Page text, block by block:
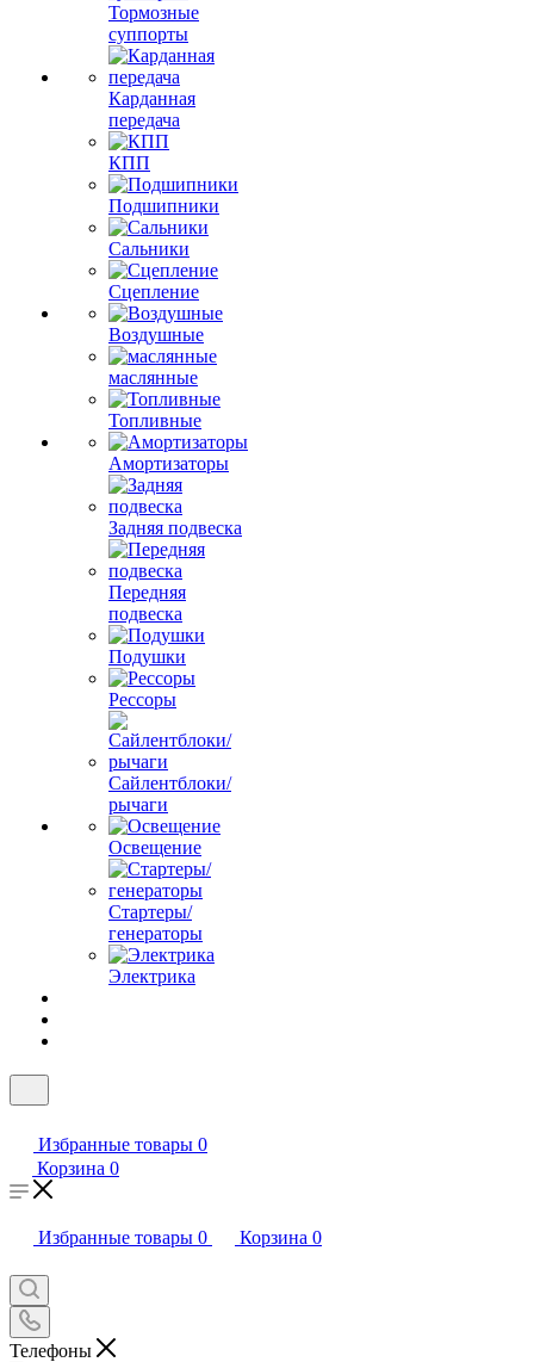
Тормозные
суппорты
Карданная
передача
КПП
Подшипники
Сальники
Сцепление
Воздушные
маслянные
Топливные
Амортизаторы
Задняя подвеска
Передняя
подвеска
Подушки
Рессоры
Сайлентблоки/
рычаги
Освещение
Стартеры/
генераторы
Электрика
Избранные товары 0
Корзина 0
Избранные товары 0 Корзина 0
Телефоны